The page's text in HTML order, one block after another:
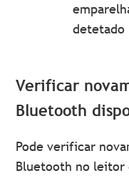
detetado
Verificar
Bluetooth
Pode verificar
Bluetooth no leitor